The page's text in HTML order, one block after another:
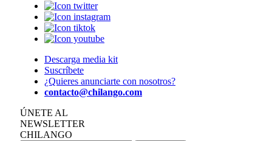
Descarga media kit
Suscríbete
¿Quieres anunciarte con nosotros?
contacto@chilango.com
ÚNETE AL
NEWSLETTER
CHILANGO